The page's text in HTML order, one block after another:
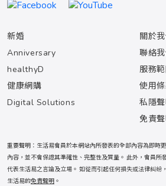
新婚
Anniversary
healthyD
健康網購
Digital Solutions
關於
聯絡
服務
使用
私隱
免責
重要聲明：生活易會員於本網站內所發表的全部內容為即時
內容，並不會保證其準確性、完整性及質量。 此外，會員所
代表生活易之言論及立場。 如從而引起任何損失或法律糾紛
生活易的免責聲明 。